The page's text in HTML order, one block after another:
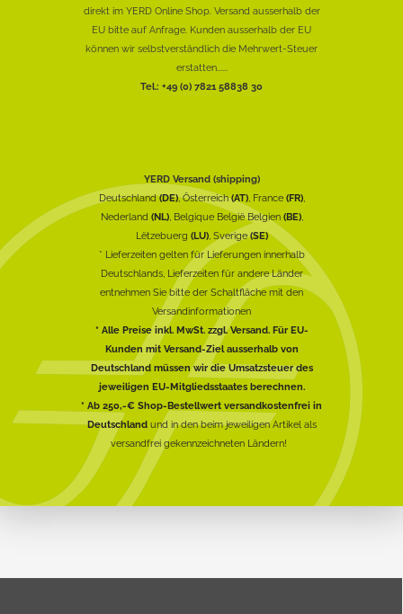
direkt im YERD Online Shop. Versand ausserhalb der
EU bitte auf Anfrage. Kunden ausserhalb der EU
können wir selbstverständlich die Mehrwert-Steuer
erstatten......
Tel.: +49 (0) 7821 58838 30
YERD Versand (shipping)
Deutschland(DE), Österreich(AT), France (FR),
Nederland (NL), Belgique België Belgien (BE),
Lëtzebuerg (LU), Sverige(SE)
* Lieferzeiten gelten für Lieferungen innerhalb
Deutschlands, Lieferzeiten für andere Länder
entnehmen Sie bitte der Schaltfläche mit den
Versandinformationen
* Alle Preise inkl. MwSt. zzgl. Versand. Für EU-
Kunden mit Versand-Ziel ausserhalb von
Deutschland müssen wir die Umsatzsteuer des
jeweiligen EU-Mitgliedsstaates berechnen.
* Ab 250,-€ Shop-Bestellwert versandkostenfrei in
Deutschlandund in den beim jeweiligen Artikel als
versandfrei gekennzeichneten Ländern!